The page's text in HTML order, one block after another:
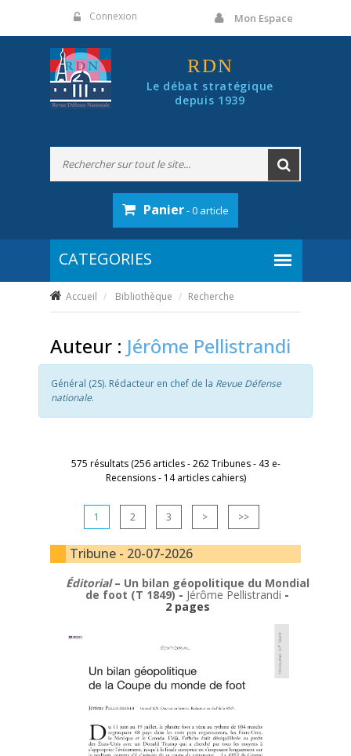
Connexion Mon Espace
RDN
Le débat stratégique
depuis 1939
Panier- 0 article
Accueil Bibliothèque Recherche
Auteur : Jérôme Pellistrandi
Général (2S). Rédacteur en chef de la Revue Défense
nationale.
575 résultats (256 articles - 262 Tribunes - 43 e-
Recensions - 14 articles cahiers)
1 2 3 > >>
Tribune - 20-07-2026
Éditorial– Un bilan géopolitique du Mondial
de foot (T 1849)- Jérôme Pellistrandi -
2 pages